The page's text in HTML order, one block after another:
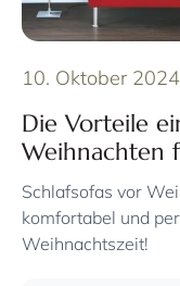
10. Oktober 2024
Die Vorteile
Weihnachten
Schlafsofas vor
komfortabel und
Weihnachtszeit!